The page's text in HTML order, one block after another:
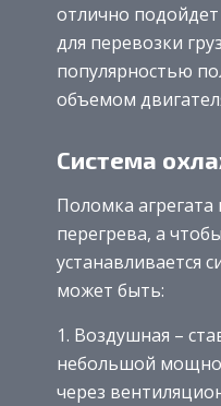
отлично
для перевозки
популярностью
объемом
Система
Поломка
перегрева, а
устанавливается
может быть:
Воздушная –
небольшой
через